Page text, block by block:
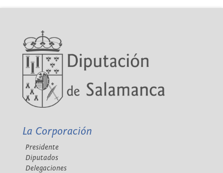
La Corporación
Presidente
Diputados
Delegaciones